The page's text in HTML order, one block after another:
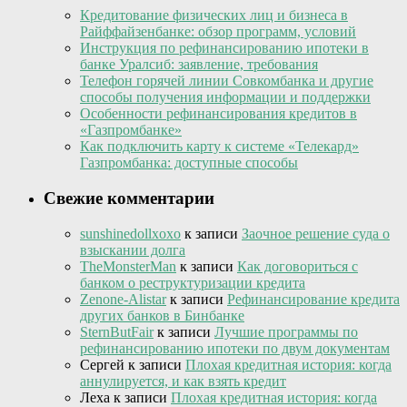
Кредитование физических лиц и бизнеса в
Райффайзенбанке: обзор программ, условий
Инструкция по рефинансированию ипотеки в
банке Уралсиб: заявление, требования
Телефон горячей линии Совкомбанка и другие
способы получения информации и поддержки
Особенности рефинансирования кредитов в
«Газпромбанке»
Как подключить карту к системе «Телекард»
Газпромбанка: доступные способы
Свежие комментарии
sunshinedollxoxo к записи Заочное решение суда о
взыскании долга
TheMonsterMan к записи Как договориться с
банком о реструктуризации кредита
Zenone-Alistarк записи Рефинансирование кредита
других банков в Бинбанке
SternButFairк записи Лучшие программы по
рефинансированию ипотеки по двум документам
Сергей к записи Плохая кредитная история: когда
аннулируется, и как взять кредит
Леха к записи Плохая кредитная история: когда